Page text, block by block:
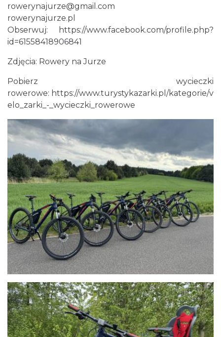
rowerynajurze@gmail.com
rowerynajurze.pl
Obserwuj:
https://www.facebook.com/profile.php?
id=61558418906841
Zdjęcia: Rowery na Jurze
Pobierz wycieczki
rowerowe: https://www.turystykazarki.pl/kategorie/v
elo_zarki_-_wycieczki_rowerowe